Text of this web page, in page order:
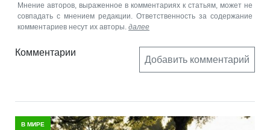
Мнение авторов, выраженное в комментариях к статьям, может не
совпадать с мнением редакции. Ответственность за содержание
комментариев несут их авторы. далее
Комментарии
Добавить комментарий
В МИРЕ